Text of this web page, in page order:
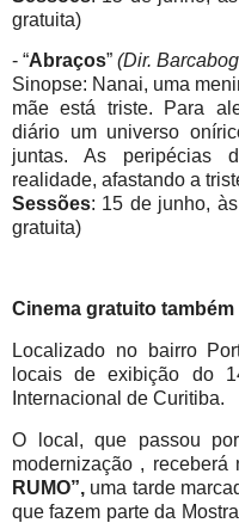
gratuita)
- “Abraços” (Dir.
Sinopse: Nanai, uma
mãe está triste. Para
diário um universo
juntas. As peripécias
realidade, afastando a
Sessões: 15 de junho,
gratuita)
Cinema gratuito
Localizado no bairro
locais de exibição do
Internacional de Curitiba.
O local, que passou
modernização ,
RUMO”, uma tarde
que fazem parte da